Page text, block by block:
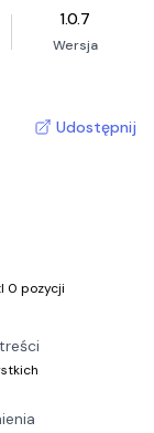
1.0.7
Wersja
Udostępnij
0 pozycji